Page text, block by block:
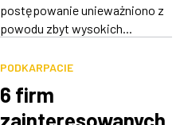
postępowanie unieważniono z
powodu zbyt wysokich...
PODKARPACIE
6 firm
zainteresowanych